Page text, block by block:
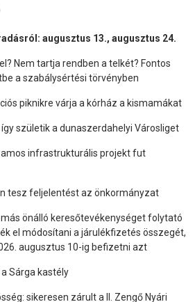
augusztus 13., augusztus 24.
Nem tartja rendben a telkét? Fontos
a szabálysértési törvényben
piknikre várja a kórház a kismamákat
születik a dunaszerdahelyi Városliget
infrastrukturális projekt fut
tesz feljelentést az önkormányzat
más önálló keresőtevékenységet folytató
el módosítani a járulékfizetés összegét,
augusztus 10-ig befizetni azt
Sárga kastély
sikeresen zárult a II. Zengő Nyári